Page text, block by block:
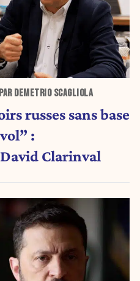
DEMETRIO SCAGLIOLA
russes sans base
:
Clarinval